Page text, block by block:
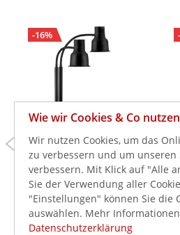
-16%
245,00 € 289,00 €
291,55 € inkl. MwSt.
Bartscher Wärmelampe
IWL500ST S
Wie wir Cookies & Co nutzen
Wir nutzen Cookies, um das
zu verbessern und um unseren
verbessern. Mit Klick auf "Alle
Sie der Verwendung aller
"Einstellungen" können Sie die
auswählen. Mehr
Datenschutzerklärung